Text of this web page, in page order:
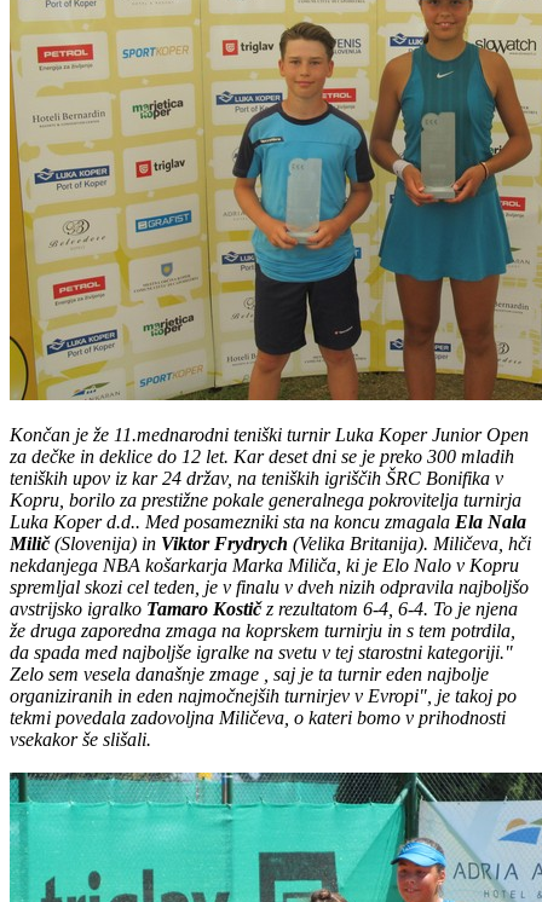
Končan je že 11.mednarodni teniški turnir Luka Koper Junior Open
za dečke in deklice do 12 let. Kar deset dni se je preko 300 mladih
teniških upov iz kar 24 držav, na teniških igriščih ŠRC Bonifika v
Kopru, borilo za prestižne pokale generalnega pokrovitelja turnirja
Luka Koper d.d.. Med posamezniki sta na koncu zmagala Ela Nala
Milič(Slovenija) in Viktor Frydrych (Velika Britanija). Miličeva, hči
nekdanjega NBA košarkarja Marka Miliča, ki je Elo Nalo v Kopru
spremljal skozi cel teden, je v finalu v dveh nizih odpravila najboljšo
avstrijsko igralko Tamaro Kostičz rezultatom 6-4, 6-4. To je njena
že druga zaporedna zmaga na koprskem turnirju in s tem potrdila,
da spada med najboljše igralke na svetu v tej starostni kategoriji."
Zelo sem vesela današnje zmage , saj je ta turnir eden najbolje
organiziranih in eden najmočnejših turnirjev v Evropi", je takoj po
tekmi povedala zadovoljna Miličeva, o kateri bomo v prihodnosti
vsekakor še slišali.